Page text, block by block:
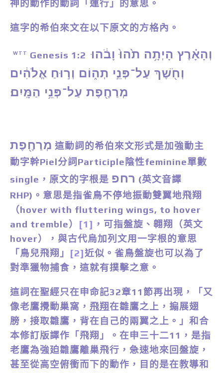
神的動作的動詞「運行」的意思。
這字的希伯來文在以下原文的方格內。
WTT Genesis 1:2 וְהָאָ֗רֶץ הָיְתָ֥ה תֹ֙הוּ֙ וָבֹ֔הוּ
וְחֹ֖שֶׁךְ עַל־פְּנֵ֣י תְה֑וֹם וְר֣וּחַ אֱלֹהִ֔ים
מְרַחֶ֖פֶת עַל־פְּנֵ֥י הַמָּֽיִם
מְרַחֶ֖פֶת 這動詞的希伯來文形式是加強動主
動字幹Piel分詞Participle陰性feminine單數
single，原文的字根是 רחפ (英文音譯
RHP)。意思是指雀鳥不停地振動雙翼地飛翔
（hover with fluttering wings, to hover
and tremble） [1] ，可指盤旋、翱翔（英文
hover），與古代烏加列文用一字根的意思
「鳥兒飛翔」 [2]近似。雀鳥盤旋也可以為了
對準獵物捕食，這就有撲擊之意。
這詞在聖經只在申命記32章11節再出現，「又
像老鷹攪動巢窩， 飛翔在雛鷹之上，搧展翅
膀，接取雛鷹，背在自己的兩翼之上。」和合
本修訂版譯作「飛翔」。在申三十二11，是指
老鷹為強廹雛鷹離巢飛行，急速地來回盤旋，
甚至從高空俯衝而下的動作，目的是在教導和